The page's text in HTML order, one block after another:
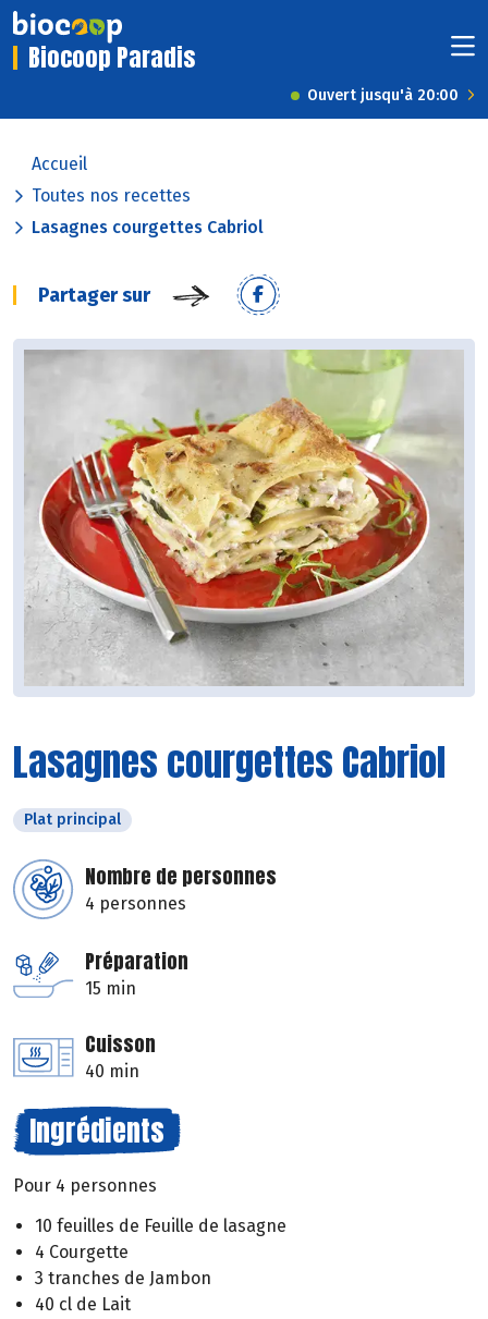
Biocoop Paradis
Ouvert jusqu'à 20:00
Accueil
Toutes nos recettes
Lasagnes courgettes Cabriol
Partager sur
Lasagnes courgettes Cabriol
Plat principal
Nombre de personnes
4 personnes
Préparation
15 min
Cuisson
40 min
Ingrédients
Pour 4 personnes
10 feuilles de Feuille de lasagne
4 Courgette
3 tranches de Jambon
40 cl de Lait